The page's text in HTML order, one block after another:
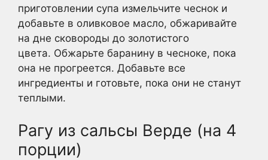
приготовлении супа измельчите чеснок и
добавьте в оливковое масло, обжаривайте
на дне сковороды до золотистого
цвета. Обжарьте баранину в чесноке, пока
она не прогреется. Добавьте все
ингредиенты и готовьте, пока они не станут
теплыми.
Рагу из сальсы Верде (на 4
порции)